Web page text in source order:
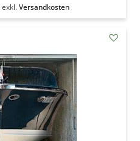
exkl.Versandkosten